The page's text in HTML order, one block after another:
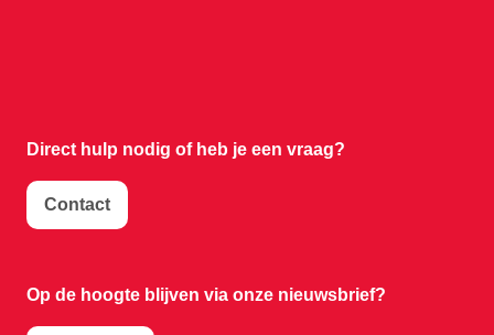
Direct hulp nodig ofheb je een vraag?
Contact
Op de hoogte blijven via onze nieuwsbrief?